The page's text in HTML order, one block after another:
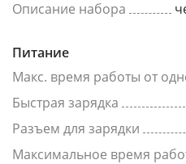
Описание набора
Питание
Макс. время работы от
Быстрая зарядка
Разъем для зарядки
Максимальное время